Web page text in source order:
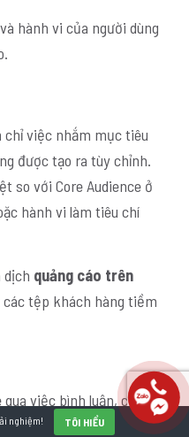
hành vi của người dùng
chỉ việc nhắm mục tiêu
được tạo ra tùy chỉnh.
so với Core Audience ở
hành vi làm tiêu chí
quảng cáo trên
tệp khách hàng tiềm
việc bình luận, chia sẻ,
nghiệm! TÔI HIỂU